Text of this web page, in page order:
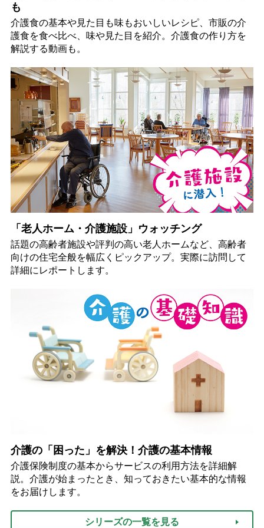
も
介護食の基本や見た目も味もおいしいレシピ、市販の介
護食を食べ比べ、味や見た目を紹介。介護食の作り方を
解説する動画も。
「老人ホーム・介護施設」ウォッチング
話題の高齢者施設や評判の高い老人ホームなど、高齢者
向けの住宅全般を幅広くピックアップ。実際に訪問して
詳細にレポートします。
介護の「困った」を解決！介護の基本情報
介護保険制度の基本からサービスの利用方法を詳細解
説。介護が始まったとき、知っておきたい基本的な情報
をお届けします。
シリーズの一覧を見る